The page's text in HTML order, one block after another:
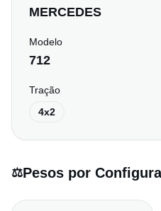
MERCEDES
Modelo
712
Tração
4x2
⚖️Pesos por